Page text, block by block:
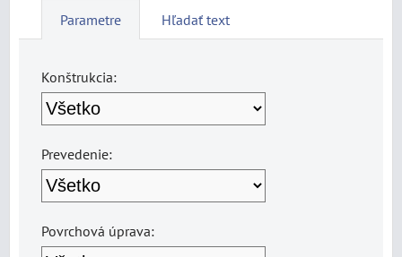
Parametre Hľadať text
Konštrukcia:
Prevedenie:
Povrchová úprava: